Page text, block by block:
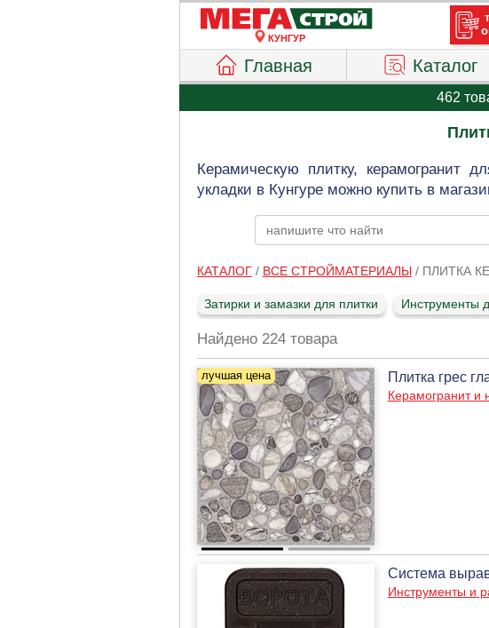
КУНГУР
Главная Каталог
462
Керамическую плитку, керамогранит
укладки в Кунгуре можно купить в
КАТАЛОГ/ ВСЕ СТРОЙМАТЕРИАЛЫ/ ПЛИТКА
Затирки и замазки для плитки Инструменты
Найдено 224 товара
Плитка грес
Керамогранит и
Система
Инструменты и